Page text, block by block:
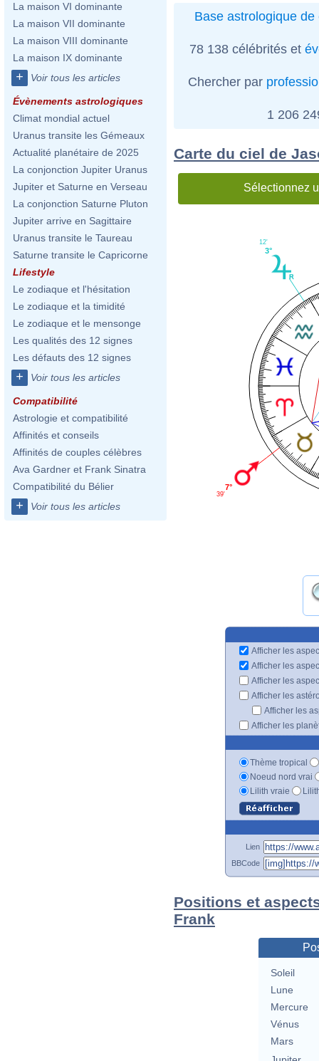
La maison VI dominante
La maison VII dominante
La maison VIII dominante
La maison IX dominante
+ Voir tous les articles
Évènements astrologiques
Climat mondial actuel
Uranus transite les Gémeaux
Actualité planétaire de 2025
La conjonction Jupiter Uranus
Jupiter et Saturne en Verseau
La conjonction Saturne Pluton
Jupiter arrive en Sagittaire
Uranus transite le Taureau
Saturne transite le Capricorne
Lifestyle
Le zodiaque et l'hésitation
Le zodiaque et la timidité
Le zodiaque et le mensonge
Les qualités des 12 signes
Les défauts des 12 signes
+ Voir tous les articles
Compatibilité
Astrologie et compatibilité
Affinités et conseils
Affinités de couples célèbres
Ava Gardner et Frank Sinatra
Compatibilité du Bélier
+ Voir tous les articles
Base astrologique de
78 138 célébrités et
Chercher par
1 206
Carte du ciel de
Sélectionnez
3°
12'
7°
39'
Afficher les
Afficher les
Afficher les
Afficher les
Afficher les
Afficher les
Thème tropical
Noeud nord vrai
Lilith vraie
Lien
BBCode
Positions et
Frank
Soleil
Lune
Mercure
Vénus
Mars